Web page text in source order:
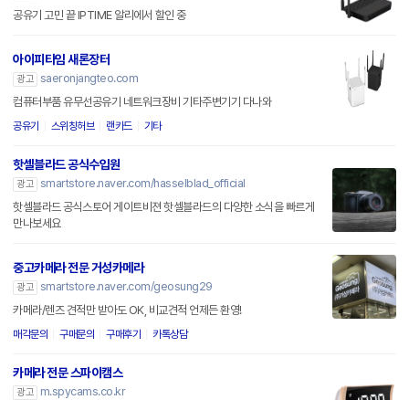
공유기 고민 끝 IPTIME 알리에서 할인 중
아이피타임 새론장터
광고 saeronjangteo.com
컴퓨터부품 유무선공유기 네트워크장비 기타주변기기 다나와
공유기 스위칭허브 랜카드 기타
핫셀블라드 공식수입원
광고 smartstore.naver.com/hasselblad_official
핫셀블라드 공식스토어 게이트비젼 핫셀블라드의 다양한 소식을 빠르게
만나보세요
중고카메라 전문 거성카메라
광고 smartstore.naver.com/geosung29
카메라/렌즈 견적만 받아도 OK, 비교견적 언제든 환영!
매각문의 구매문의 구매후기 카톡상담
카메라 전문 스파이캠스
광고
m.spycams.co.kr